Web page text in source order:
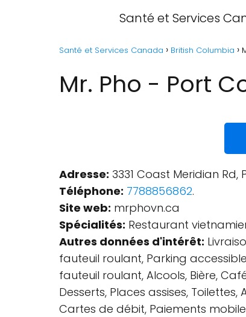
Santé et Services
Santé et Services Canada British Columbia
Mr. Pho - Port
Adresse: 3331 Coast Meridian
Téléphone: 7788856862.
Site web: mrphovn.ca
Spécialités: Restaurant
Autres données d'intérêt:
fauteuil roulant, Parking
fauteuil roulant, Alcools, Bière,
Desserts, Places assises,
Cartes de débit, Paiements